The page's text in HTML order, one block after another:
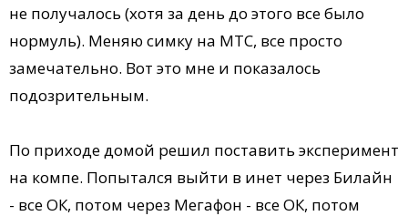
не получалось (хотя за день до этого все было
нормуль). Меняю симку на МТС, все просто
замечательно. Вот это мне и показалось
подозрительным.
По приходе домой решил поставить эксперимент
на компе. Попытался выйти в инет через Билайн
- все ОК, потом через Мегафон - все ОК, потом